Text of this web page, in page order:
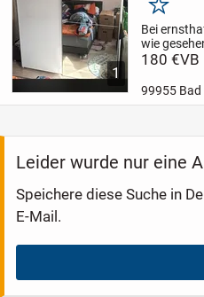
1
Merken
Bei
wie
180 €VB
99955 Bad
Leider wurde nur eine
Speichere diese Suche in
E-Mail.